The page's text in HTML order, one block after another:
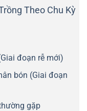
Theo Chu Kỳ
đoạn rễ mới)
bón (Giai đoạn
gặp